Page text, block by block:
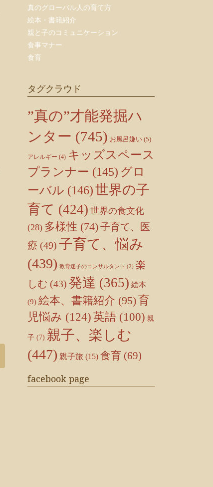
真のグローバル人の育て方
絵本・書籍紹介
親と子のコミュニケーション
食事マナー
食育
タグクラウド
”真の”才能発掘ハ
ンター (745) お風呂嫌い (5)
アレルギー (4) キッズスペース
プランナー (145) グロ
ーバル (146)世界の子
育て (424) 世界の食文化
(28) 多様性 (74)子育て、医
療 (49) 子育て、悩み
(439) 教育迷子のコンサルタント (2) 楽
しむ (43) 発達 (365) 絵本
(9) 絵本、書籍紹介 (95)育
児悩み (124) 英語 (100) 親
子 (7) 親子、楽しむ
(447) 親子旅 (15) 食育 (69)
facebook page